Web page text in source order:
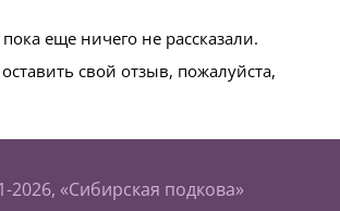
еще ничего не рассказали.
свой отзыв, пожалуйста,
2026, «Сибирская подкова»